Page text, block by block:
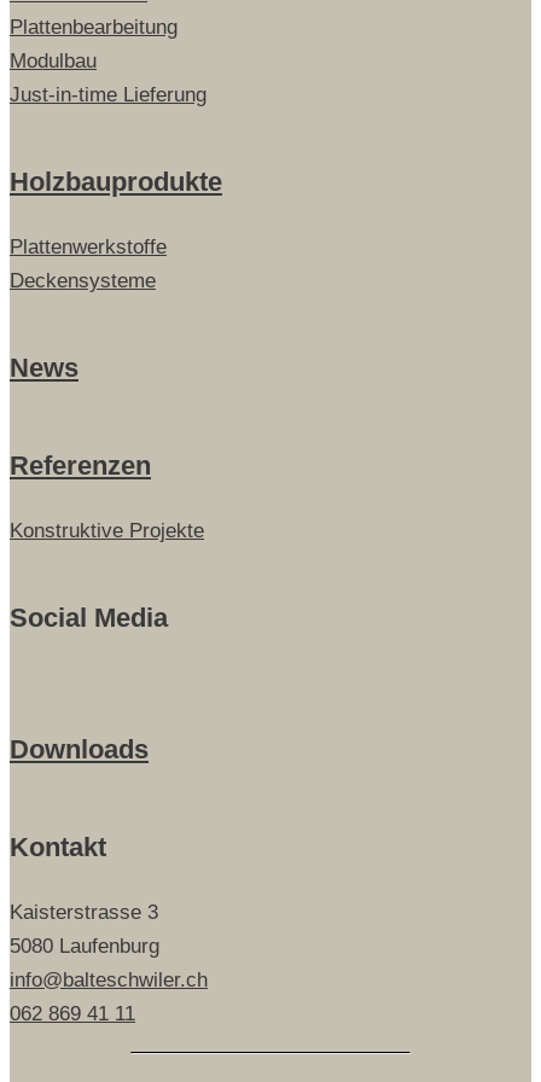
Plattenbearbeitung
Modulbau
Just-in-time Lieferung
Holzbauprodukte
Plattenwerkstoffe
Deckensysteme
News
Referenzen
Konstruktive Projekte
Social Media
Downloads
Kontakt
Kaisterstrasse 3
5080 Laufenburg
info@balteschwiler.ch
062 869 41 11